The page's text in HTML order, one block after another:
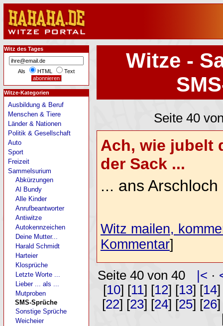
Witze -
Seite 40
Ach, wie jubelt
der Sack ...
... ans Arschloch
Witz mailen,
Kommentar]
Seite 40 von 40 |< ·
[10] [11] [12] [13] [14]
[22] [23] [24] [25] [26]
Witz des Tages
Als HTML Text
Witze-Kategorien
Ausbildung & Beruf
Menschen & Tiere
Länder & Nationen
Politik & Gesellschaft
Auto
Sport
Freizeit
Sammelsurium
Abkürzungen
Al Bundy
Alle Kinder
Anrufbeantworter
Antiwitze
Autokennzeichen
Deine Mutter...
Harald Schmidt
Harteier
Klosprüche
Letzte Worte ...
Lieber ... als ...
Mutproben
SMS-Sprüche
Sonstige Sprüche
Weicheier